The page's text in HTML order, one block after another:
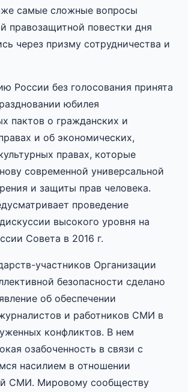
самые сложные вопросы
правозащитной повестки дня
через призму сотрудничества и
России без голосования принята
юбилея
пактов о гражданских и
и об экономических,
правах, которые
современной универсальной
и защиты прав человека.
проведение
высокого уровня на
Совета в 2016 г.
участников Организации
безопасности сделано
об обеспечении
и работников СМИ в
конфликтов. В нем
озабоченность в связи с
насилием в отношении
СМИ. Мировому сообществу